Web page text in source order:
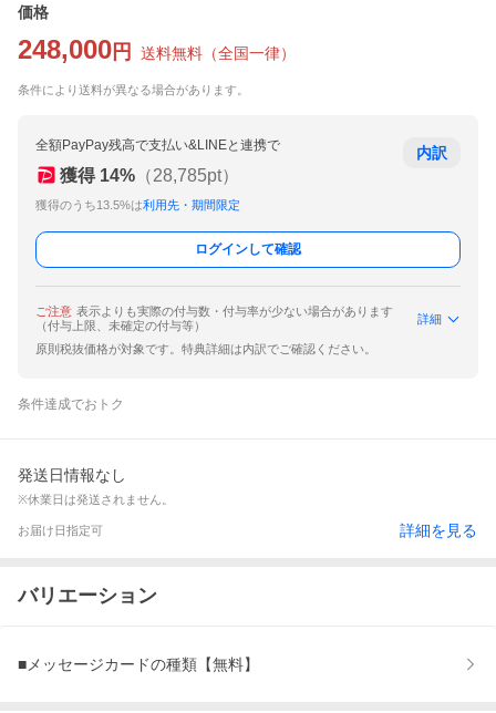
価格
248,000 円 送料無料 （全国一律）
条件により送料が異なる場合があります。
全額PayPay残高で支払い&LINEと連携で
獲得 14% （28,785pt）
獲得のうち13.5%は利用先・期間限定
内訳
ログインして確認
ご注意 表示よりも実際の付与数・付与率が少ない場合があります
（付与上限、未確定の付与等）
詳細
原則税抜価格が対象です。特典詳細は内訳でご確認ください。
条件達成でおトク
発送日情報なし
※休業日は発送されません。
お届け日指定可 詳細を見る
バリエーション
■メッセージカードの種類【無料】